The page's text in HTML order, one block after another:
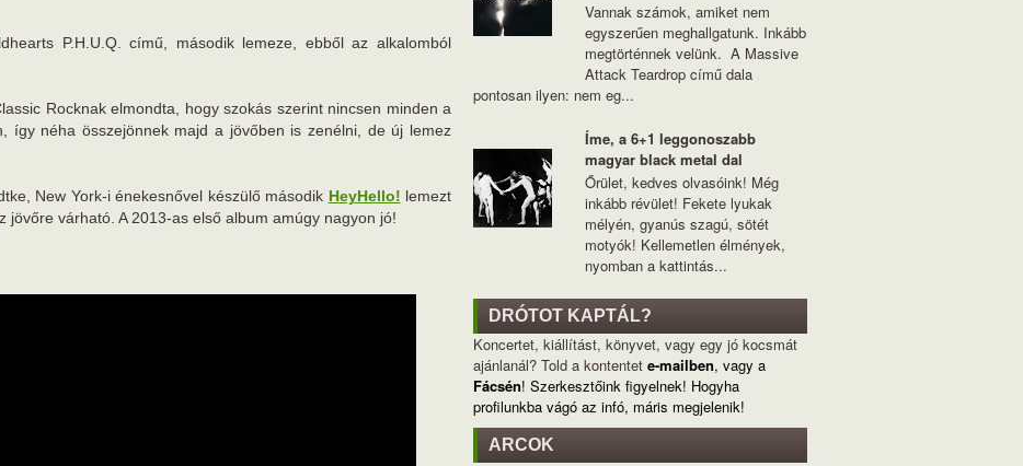
P.H.U.Q. című, második lemeze, ebből az alkalomból
Rocknak elmondta, hogy szokás szerint nincsen minden a
így néha összejönnek majd a jövőben is zenélni, de új lemez
New York-i énekesnővel készülő második HeyHello! lemezt
jövőre várható. A 2013-as első album amúgy nagyon jó!
Vannak számok, amiket nem
egyszerűen meghallgatunk. Inkább
megtörténnek velünk. A Massive
Attack Teardrop című dala
pontosan ilyen: nem eg...
Íme, a 6+1 leggonoszabb
magyar black metal dal
Őrület, kedves olvasóink! Még
inkább révület! Fekete lyukak
mélyén, gyanús szagú, sötét
motyók! Kellemetlen élmények,
nyomban a kattintás...
DRÓTOT KAPTÁL?
Koncertet, kiállítást, könyvet, vagy egy jó kocsmát
ajánlanál? Told a kontentet e-mailben, vagy a
Fácsén! Szerkesztőink figyelnek! Hogyha
profilunkba vágó az infó, máris megjelenik!
ARCOK